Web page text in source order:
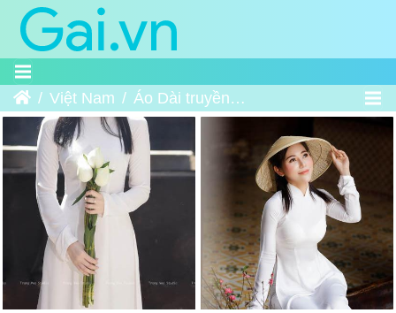
Trang chủ
Việt Nam Áo Dài truyền thống Việt Nam 5